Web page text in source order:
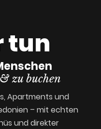
tun
zu buchen
Apartments und
– mit echten
und direkter